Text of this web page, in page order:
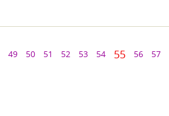
49 50 51 52 53 54 55 56 57